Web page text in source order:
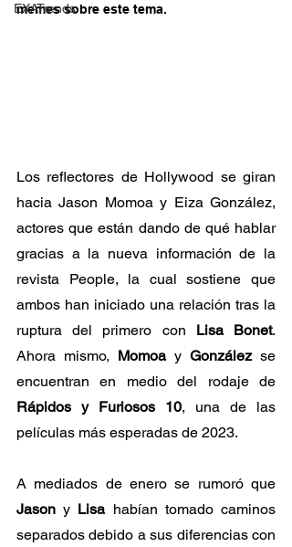
EXATrends
memes sobre este tema.
Los reflectores de Hollywood se giran
hacia Jason Momoa y Eiza González,
actores que están dando de qué hablar
gracias a la nueva información de la
revista People, la cual sostiene que
ambos han iniciado una relación tras la
ruptura del primero con Lisa Bonet.
Ahora mismo, Momoa y González se
Rápidos y Furiosos 10, una de las
películas más esperadas de 2023.
Jason y Lisa habían tomado caminos
separados debido a sus diferencias con